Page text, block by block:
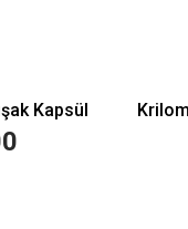
Kapsül